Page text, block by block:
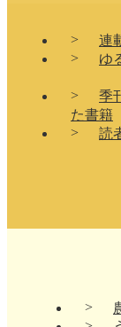
連
ゆ
季
た書籍
読